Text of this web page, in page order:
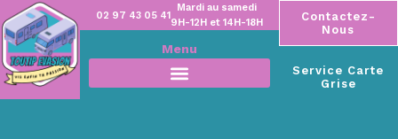
02 97 43 05 41
Mardi au samedi
9H-12H et 14H-18H
Menu
Contactez-
Nous
Service Carte
Grise